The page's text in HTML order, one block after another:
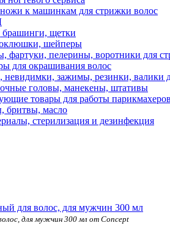
к машинкам для стрижки волос
брашинги, щетки
шейперы
фартуки, пелерины, воротники для
для окрашивания волос
зажимы, резинки, валики
головы, манекены, штативы
товары для работы парикмахеров
бритвы, масло
стерилизация и дезинфекция
для мужчин 300 мл от Concept